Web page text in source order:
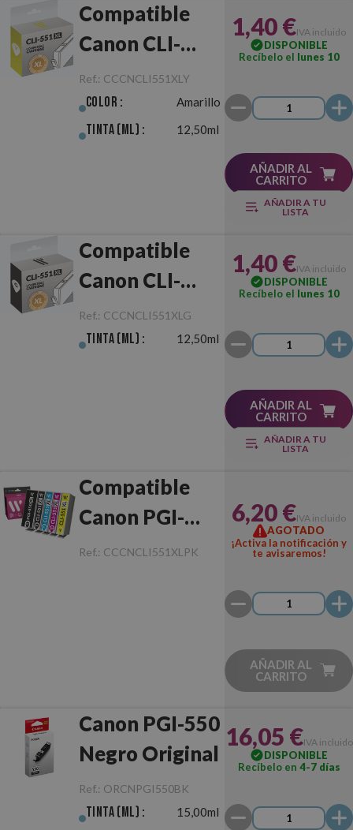
Compatible
Canon CLI-
551XL
Amarillo
Ref.: CCCNCLI551XLY
Color : Amarillo
Tinta (ml) : 12,50ml
1,40 €IVA incluido
DISPONIBLE
Recíbelo el lunes 10
AÑADIR AL
CARRITO
AÑADIR A TU
LISTA
Compatible
Canon CLI-
551XL Gris
Ref.: CCCNCLI551XLG
Tinta (ml) : 12,50ml
1,40 €IVA incluido
DISPONIBLE
Recíbelo el lunes 10
AÑADIR AL
CARRITO
AÑADIR A TU
LISTA
Compatible
Canon PGI-
550XL/CLI-
Ref.: CCCNCLI551XLPK
6,20 €IVA incluido
AGOTADO
¡Activa la notificación y
te avisaremos!
AÑADIR AL
CARRITO
Canon PGI-550
Negro Original
Ref.: ORCNPGI550BK
Tinta (ml) : 15,00ml
16,05 €IVA incluido
DISPONIBLE
Recíbelo en 4-7 días